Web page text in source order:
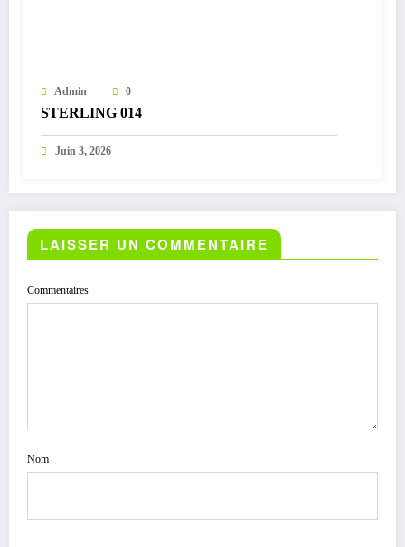
Admin 0
STERLING 014
Juin 3, 2026
LAISSER UN COMMENTAIRE
Commentaires
Nom